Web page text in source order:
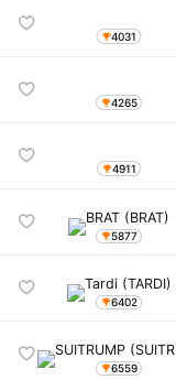
4031
4265
4911
5877
6402
6559